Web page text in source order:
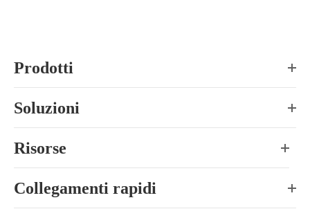
Prodotti
Soluzioni
Risorse
Collegamenti rapidi